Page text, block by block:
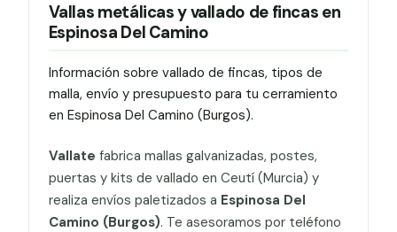
Vallas metálicas y vallado de fincas en
Espinosa Del Camino
Información sobre vallado de fincas, tipos de
malla, envío y presupuesto para tu cerramiento
en Espinosa Del Camino (Burgos).
Vallate fabrica mallas galvanizadas, postes,
puertas y kits de vallado en Ceutí (Murcia) y
realiza envíos paletizados a Espinosa Del
Camino (Burgos). Te asesoramos por teléfono